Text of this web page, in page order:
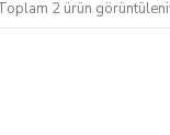
2 ürün